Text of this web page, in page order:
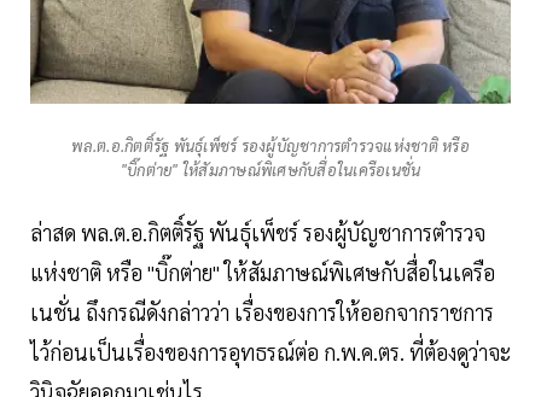
พล.ต.อ.กิตติ์รัฐ พันธุ์เพ็ชร์ รองผู้บัญชาการตำรวจแห่งชาติ หรือ
"บิ๊กต่าย" ให้สัมภาษณ์พิเศษกับสื่อในเครือเนชั่น
ล่าสด พล.ต.อ.กิตติ์รัฐ พันธุ์เพ็ชร์ รองผู้บัญชาการตำรวจ
แห่งชาติ หรือ "บิ๊กต่าย" ให้สัมภาษณ์พิเศษกับสื่อในเครือ
เนชั่น ถึงกรณีดังกล่าวว่า เรื่องของการให้ออกจากราชการ
ไว้ก่อนเป็นเรื่องของการอุทธรณ์ต่อ ก.พ.ค.ตร. ที่ต้องดูว่าจะ
วินิจฉัยออกมาเช่นไร